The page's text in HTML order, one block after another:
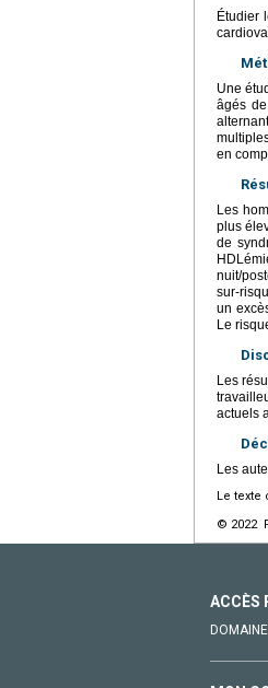
Étudier
Une
âgés
en
Les
plus
de
nuit/
sur-
un
Le
Les
actuels
Les
Le texte
© 2022
ACCÈS